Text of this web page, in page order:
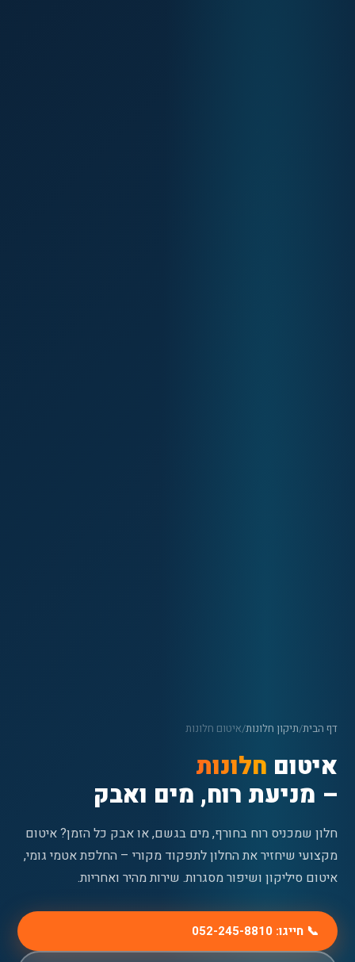
דף הבית/תיקון חלונות/איטום חלונות
איטום חלונות
– מניעת רוח, מים ואבק
חלון שמכניס רוח בחורף, מים בגשם, או אבק כל הזמן? איטום
מקצועי שיחזיר את החלון לתפקוד מקורי – החלפת אטמי גומי,
איטום סיליקון ושיפור מסגרות. שירות מהיר ואחריות.
📞 חייגו: 052-245-8810